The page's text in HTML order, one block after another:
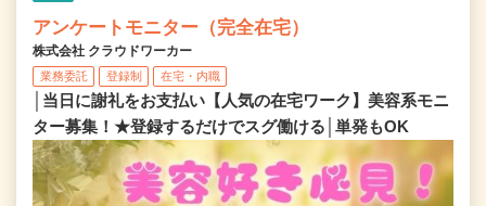
アンケートモニター（完全在宅）
株式会社 クラウドワーカー
業務委託 登録制 在宅・内職
│当日に謝礼をお支払い【人気の在宅ワーク】美容系モニ
ター募集！★登録するだけでスグ働ける│単発もOK